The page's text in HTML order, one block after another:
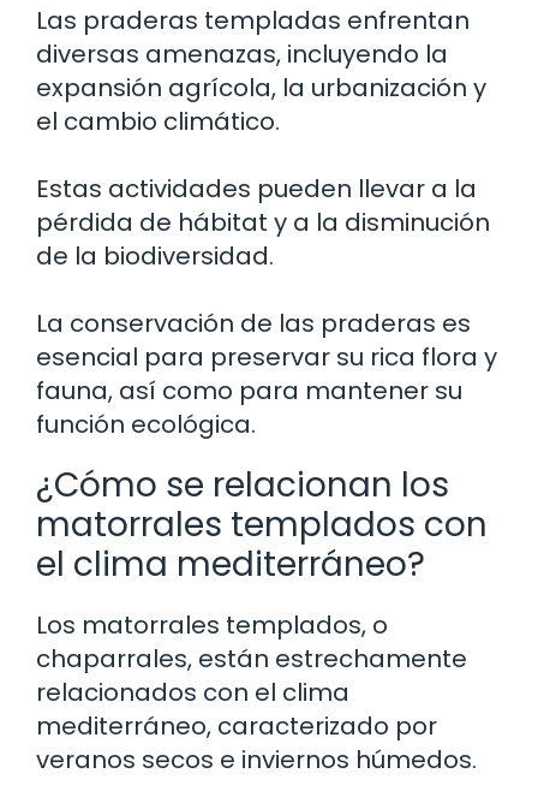
Las praderas templadas enfrentan
diversas amenazas, incluyendo la
expansión agrícola, la urbanización y
el cambio climático.
Estas actividades pueden llevar a la
pérdida de hábitat y a la disminución
de la biodiversidad.
La conservación de las praderas es
esencial para preservar su rica flora y
fauna, así como para mantener su
función ecológica.
¿Cómo se relacionan los
matorrales templados con
el clima mediterráneo?
Los matorrales templados, o
chaparrales, están estrechamente
relacionados con el clima
mediterráneo, caracterizado por
veranos secos e inviernos húmedos.